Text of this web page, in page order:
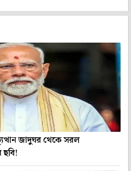
জাদুঘর থেকে সরল